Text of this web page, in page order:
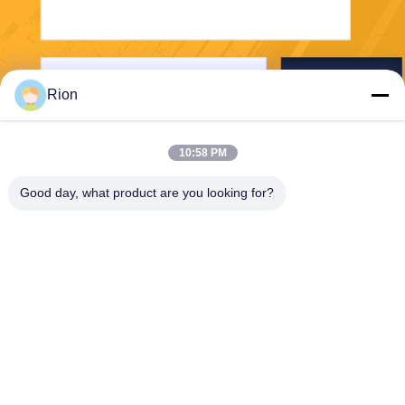
Rion
10:58 PM
Good day, what product are you looking for?